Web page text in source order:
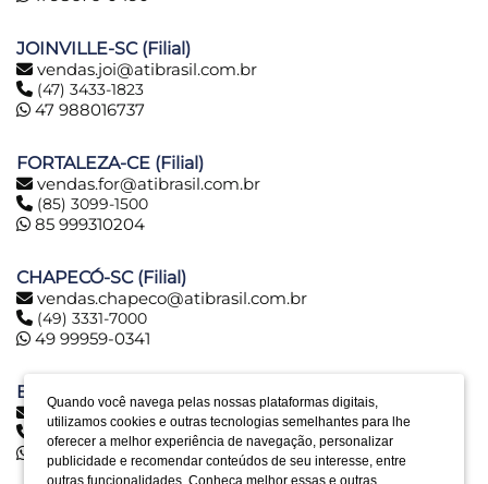
Quando você navega pelas nossas plataformas digitais,
utilizamos cookies e outras tecnologias semelhantes para lhe
oferecer a melhor experiência de navegação, personalizar
publicidade e recomendar conteúdos de seu interesse, entre
outras funcionalidades. Conheça melhor essas e outras
JOINVILLE-SC (Filial)
vendas.joi@atibrasil.com.br
(47) 3433-1823
47 988016737
FORTALEZA-CE (Filial)
vendas.for@atibrasil.com.br
(85) 3099-1500
85 999310204
CHAPECÓ-SC (Filial)
vendas.chapeco@atibrasil.com.br
(49) 3331-7000
49 99959-0341
BELO HORIZONTE-MG (Filial)
vendas.bh@atibrasil.com.br
(31) 2516-6974
31 992890773